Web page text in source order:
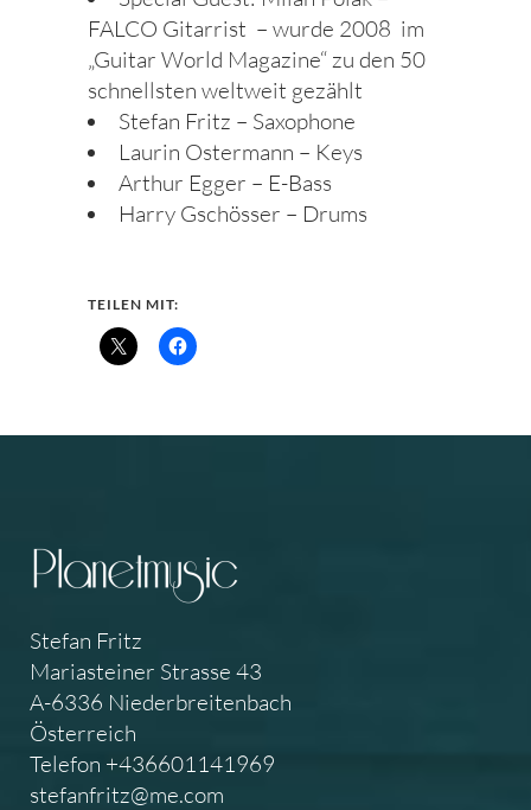
FALCO Gitarrist – wurde 2008 im
„Guitar World Magazine“ zu den 50
schnellsten weltweit gezählt
Stefan Fritz – Saxophone
Laurin Ostermann – Keys
Arthur Egger – E-Bass
Harry Gschösser – Drums
TEILEN MIT:
Stefan Fritz
Mariasteiner Strasse 43
A-6336 Niederbreitenbach
Österreich
Telefon +436601141969
stefanfritz@me.com